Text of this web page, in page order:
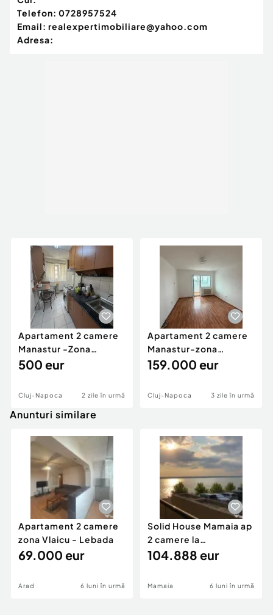
Telefon: 0728957524
Email: realexpertimobiliare@yahoo.com
Adresa:
Apartament 2 camere
Manastur -Zona
Complex Big
500 eur
Cluj-Napoca 2 zile în urmă
Apartament 2 camere
Manastur-zona
Petrom/Mc Donalds
159.000 eur
Cluj-Napoca 3 zile în urmă
Anunturi similare
Apartament 2 camere
zona Vlaicu - Lebada
69.000 eur
Arad 6 luni în urmă
Solid House Mamaia ap
2 camere la
cheie,langa Mega
104.888 eur
Mamaia 6 luni în urmă